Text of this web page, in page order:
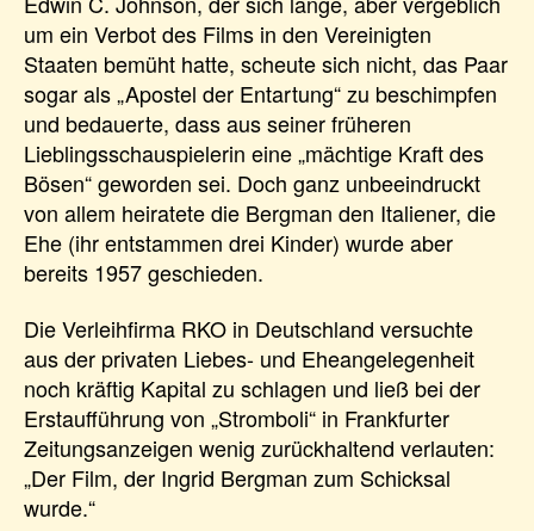
um ein Verbot des Films in den Vereinigten
Staaten bemüht hatte, scheute sich nicht, das Paar
sogar als „Apostel der Entartung“ zu beschimpfen
und bedauerte, dass aus seiner früheren
Lieblingsschauspielerin eine „mächtige Kraft des
Bösen“ geworden sei. Doch ganz unbeeindruckt
von allem heiratete die Bergman den Italiener, die
Ehe (ihr entstammen drei Kinder) wurde aber
bereits 1957 geschieden.
Die Verleihfirma RKO in Deutschland versuchte
aus der privaten Liebes- und Eheangelegenheit
noch kräftig Kapital zu schlagen und ließ bei der
Erstaufführung von „Stromboli“ in Frankfurter
Zeitungsanzeigen wenig zurückhaltend verlauten:
„Der Film, der Ingrid Bergman zum Schicksal
wurde.“